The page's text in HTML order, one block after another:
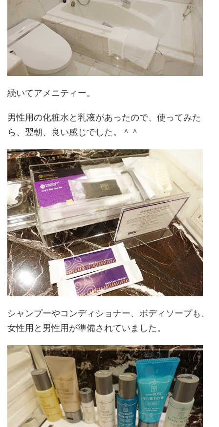
続いてアメニティー。
男性用の化粧水と乳液があったので、使ってみた
ら、翌朝、良い感じでした。＾＾
シャンプーやコンディショナー、ボディソープも、
女性用と男性用が準備されていました。